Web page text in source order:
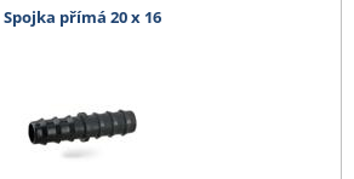
Spojka přímá 20 x 16